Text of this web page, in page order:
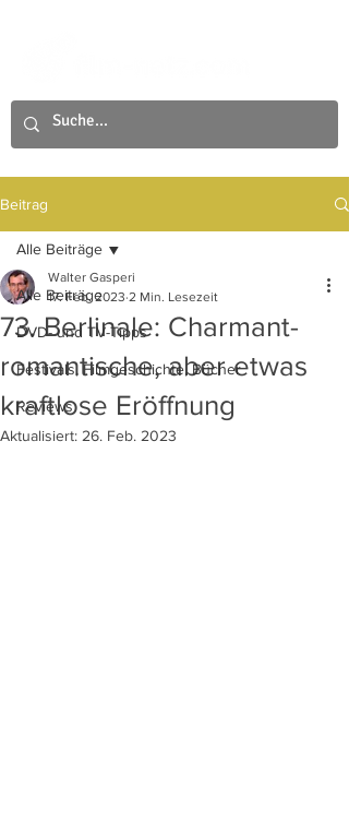
Beitrag
Alle Beiträge
DVD- und TV-Tipps
Festivals, Filmgeschichte, Bücher
Reviews
Alle Beiträge
73. Berlinale: Charmant-
romantische, aber etwas
kraftlose Eröffnung
Walter Gasperi
17. Feb. 2023 2 Min. Lesezeit
Aktualisiert: 26. Feb. 2023